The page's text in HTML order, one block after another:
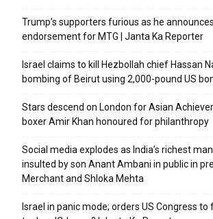
Trump’s supporters furious as he
endorsement for MTG | Janta Ka Reporter
Israel claims to kill Hezbollah chief Hassan
bombing of Beirut using 2,000-pound US
Stars descend on London for Asian
boxer Amir Khan honoured for philanthropy
Social media explodes as India’s richest
insulted by son Anant Ambani in public in
Merchant and Shloka Mehta
Israel in panic mode; orders US Congress